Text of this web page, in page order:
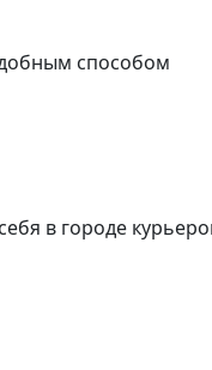
способом
в городе